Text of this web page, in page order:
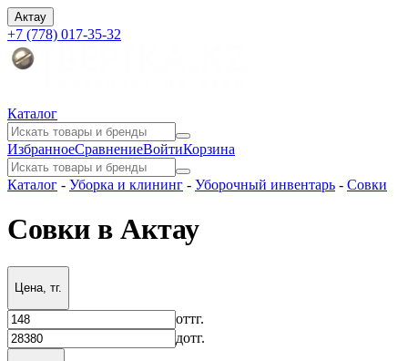
Актау
+7 (778) 017-35-32
Каталог
ИзбранноеСравнениеВойтиКорзина
Каталог - Уборка и клининг - Уборочный инвентарь - Совки
Совки в Актау
Цена, тг.
оттг.
дотг.